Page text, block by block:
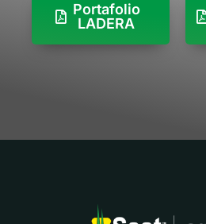
Portafolio
LADERA